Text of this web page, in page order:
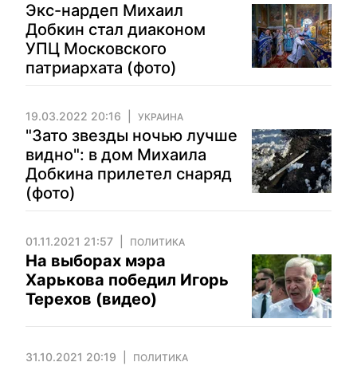
Экс-нардеп Михаил
Добкин стал диаконом
УПЦ Московского
патриархата (фото)
19.03.2022 20:16 УКРАИНА
"Зато звезды ночью лучше
видно": в дом Михаила
Добкина прилетел снаряд
(фото)
01.11.2021 21:57 ПОЛИТИКА
На выборах мэра
Харькова победил Игорь
Терехов (видео)
31.10.2021 20:19 ПОЛИТИКА